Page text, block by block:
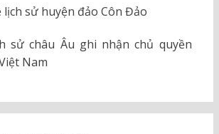
lịch sử huyện đảo Côn Đảo
sử châu Âu ghi nhận chủ quyền
Nam